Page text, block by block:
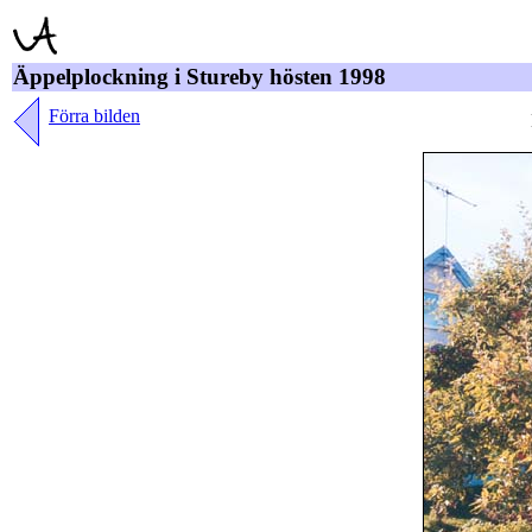
Äppelplockning i Stureby hösten 1998
Förra bilden